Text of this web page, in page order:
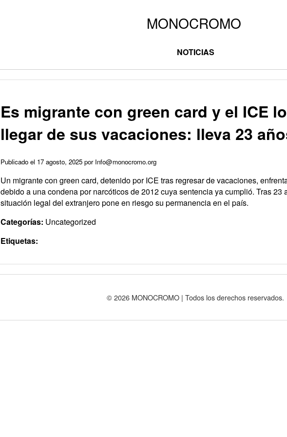
NOTICIAS
Es migrante con green card y el ICE
llegar de sus vacaciones: lleva 23
Publicado el 17 agosto, 2025 por Info@monocromo.org
Un migrante con green card, detenido por ICE tras regresar de vacaciones,
debido a una condena por narcóticos de 2012 cuya sentencia ya cumplió. Tras 23
situación legal del extranjero pone en riesgo su permanencia en el país.
Categorías: Uncategorized
Etiquetas:
© 2026 MONOCROMO | Todos los derechos reservados.